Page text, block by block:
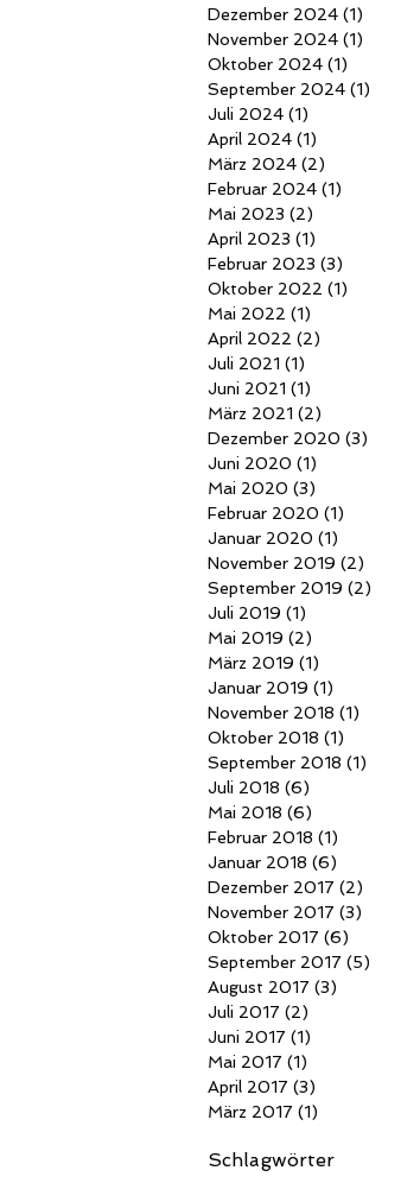
Dezember 2024 (1)
November 2024 (1)
Oktober 2024 (1)
September 2024 (1)
Juli 2024 (1)
April 2024 (1)
März 2024 (2)
Februar 2024 (1)
Mai 2023 (2)
April 2023 (1)
Februar 2023 (3)
Oktober 2022 (1)
Mai 2022 (1)
April 2022 (2)
Juli 2021 (1)
Juni 2021 (1)
März 2021 (2)
Dezember 2020 (3)
Juni 2020 (1)
Mai 2020 (3)
Februar 2020 (1)
Januar 2020 (1)
November 2019 (2)
September 2019 (2)
Juli 2019 (1)
Mai 2019 (2)
März 2019 (1)
Januar 2019 (1)
November 2018 (1)
Oktober 2018 (1)
September 2018 (1)
Juli 2018 (6)
Mai 2018 (6)
Februar 2018 (1)
Januar 2018 (6)
Dezember 2017 (2)
November 2017 (3)
Oktober 2017 (6)
September 2017 (5)
August 2017 (3)
Juli 2017 (2)
Juni 2017 (1)
Mai 2017 (1)
April 2017 (3)
März 2017 (1)
Schlagwörter